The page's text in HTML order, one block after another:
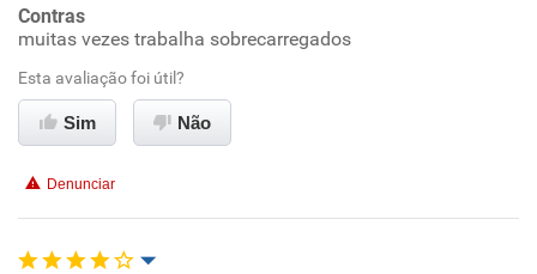
Conciliação com a vida familiar
Benefícios
Não recomenda esta empresa
Contras
muitas vezes trabalha sobrecarregados
Esta avaliação foi útil?
Sim Não
Denunciar